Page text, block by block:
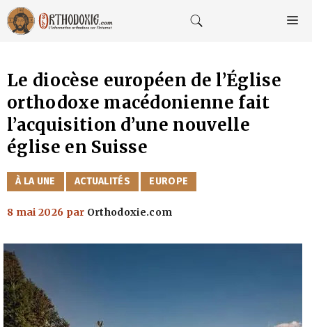
Aller
au
contenu
Le diocèse européen de l’Église
orthodoxe macédonienne fait
l’acquisition d’une nouvelle
église en Suisse
CATÉGORIES
À LA UNE ACTUALITÉS EUROPE
8 mai 2026 par Orthodoxie.com